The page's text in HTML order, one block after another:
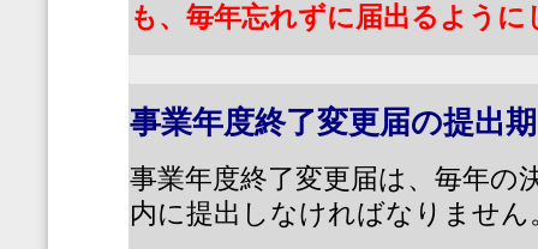
も、毎年忘れずに届出るよう
事業年度終了変更届の提出
事業年度終了変更届は、毎年の
内に提出しなければなりません